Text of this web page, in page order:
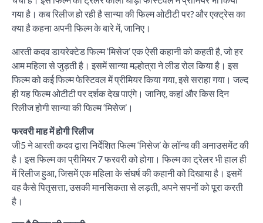
गया है। कब रिलीज हो रही है सान्या की फिल्म ओटीटी पर? और एक्ट्रेस का
क्या है कहना अपनी फिल्म के बारे में, जानिए।
आरती कदव डायरेक्टेड फिल्म ‘मिसेज’ एक ऐसी कहानी को कहती है, जो हर
आम महिला से जुड़ती है। इसमें सान्या मल्होत्रा ने लीड रोल किया है। इस
फिल्म को कई फिल्म फेस्टिवल में प्रीमियर किया गया, इसे सराहा गया। जल्द
ही यह फिल्म ओटीटी पर दर्शक देख पाएंगे। जानिए, कहां और किस दिन
रिलीज होगी सान्या की फिल्म ‘मिसेज’।
फरवरी माह में होगी रिलीज
जी5 ने आरती कदव द्वारा निर्देशित फिल्म ‘मिसेज’ के लॉन्च की अनाउसमेंट की
है। इस फिल्म का प्रीमियर 7 फरवरी को होगा। फिल्म का ट्रेलर भी हाल ही
में रिलीज हुआ, जिसमें एक महिला के संघर्ष की कहानी को दिखाया है। इसमें
वह कैसे पितृसत्ता, उसकी मानसिकता से लड़ती, अपने सपनों को पूरा करती
है।